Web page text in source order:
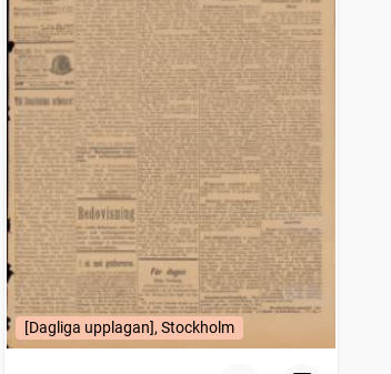
[Dagliga upplagan], Stockholm